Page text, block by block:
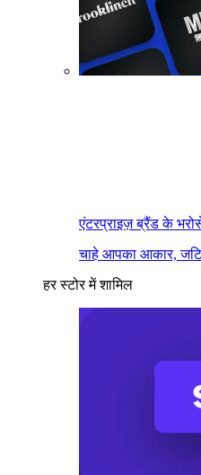
एंटरप्राइज़ ब्रैंड के
चाहे आपका आकार,
हर स्टोर में शामिल